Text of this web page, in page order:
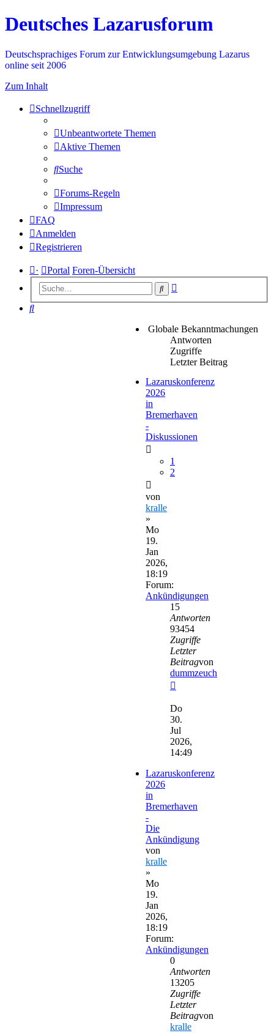
Deutsches Lazarusforum
Deutschsprachiges Forum zur Entwicklungsumgebung Lazarus
online seit 2006
Zum Inhalt
Schnellzugriff
Unbeantwortete Themen
Aktive Themen
Suche
Forums-Regeln
Impressum
FAQ
Anmelden
Registrieren
· Portal Foren-Übersicht
Suche
Suche
Globale Bekanntmachungen
Antworten
Zugriffe
Letzter Beitrag
Lazaruskonferenz
2026
in
Bremerhaven
-
Diskussionen
1
2
von
kralle
»
Mo
19.
Jan
2026,
18:19
Forum:
Ankündigungen
15
Antworten
93454
Zugriffe
Letzter
Beitragvon
dummzeuch
Beitrag
Do
30.
Jul
2026,
14:49
Lazaruskonferenz
2026
in
Bremerhaven
-
Die
Ankündigung
von
kralle
»
Mo
19.
Jan
2026,
18:19
Forum:
Ankündigungen
0
Antworten
13205
Zugriffe
Letzter
Beitragvon
kralle